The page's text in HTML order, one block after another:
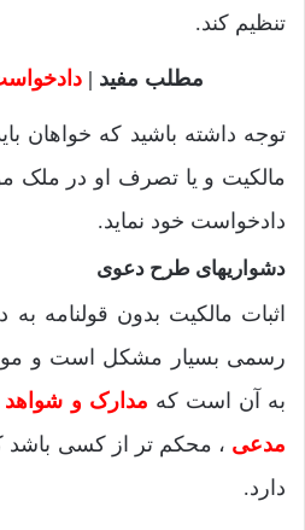
تنظیم کند.
مطلب مفید |
توجه داشته باشید که خواهان
مالکیت و یا تصرف او در ملک
دادخواست خود نماید.
دشواریهای طرح دعوی
اثبات مالکیت بدون قولنامه به
رسمی بسیار مشکل است و
به آن است که مدارک و
مدعی ، محکم تر از کسی باشد
دارد.